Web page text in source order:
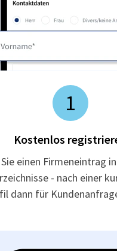
1
Kostenlos
einen Firmeneintrag
- nach einer
dann für